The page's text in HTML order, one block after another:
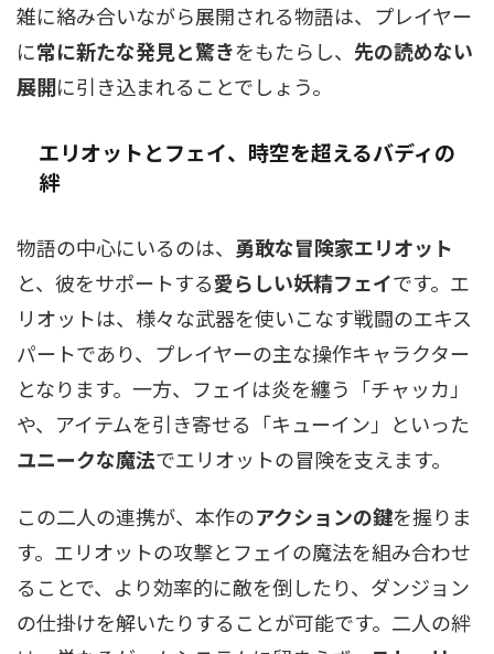
雑に絡み合いながら展開される物語は、プレイヤー
に常に新たな発見と驚きをもたらし、 先の読めない
展開に引き込まれることでしょう。
エリオットとフェイ、時空を超えるバディの
絆
物語の中心にいるのは、 勇敢な冒険家エリオット
と、彼をサポートする愛らしい妖精フェイです。エ
リオットは、様々な武器を使いこなす戦闘のエキス
パートであり、プレイヤーの主な操作キャラクター
となります。一方、フェイは炎を纏う「チャッカ」
や、アイテムを引き寄せる「キューイン」といった
ユニークな魔法でエリオットの冒険を支えます。
この二人の連携が、本作のアクションの鍵を握りま
す。エリオットの攻撃とフェイの魔法を組み合わせ
ることで、より効率的に敵を倒したり、ダンジョン
の仕掛けを解いたりすることが可能です。二人の絆